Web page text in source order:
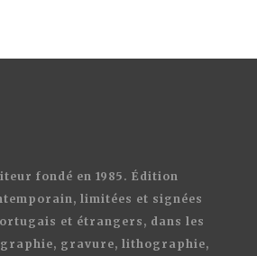
fondé en 1985. Édition
limitées et signées
et étrangers, dans les
gravure, lithographie,